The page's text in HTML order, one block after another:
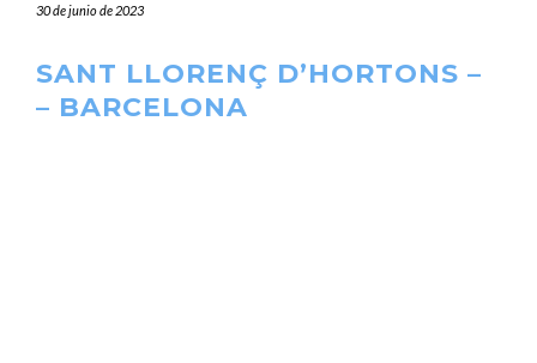
30 de junio de 2023
SANT LLORENÇ D’HORTONS –
– BARCELONA